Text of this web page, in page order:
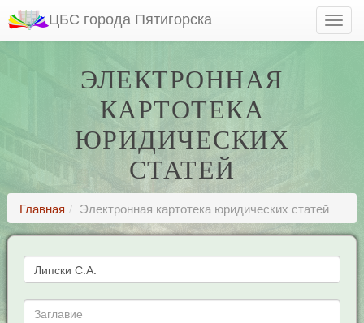
ЦБС города Пятигорска
ЭЛЕКТРОННАЯ
КАРТОТЕКА
ЮРИДИЧЕСКИХ
СТАТЕЙ
Главная Электронная картотека юридических статей